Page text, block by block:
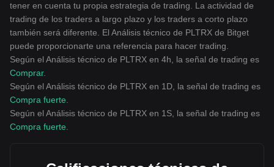
tener en cuenta tu propia estrategia de trading. La actividad de
trading de los traders a largo plazo y los traders a corto plazo
también será diferente. El Análisis técnico de PLTRX de Bitget
puede proporcionarte una referencia para hacer trading.
Según el Análisis técnico de PLTRX en 4h, la señal de trading es
Comprar.
Según el Análisis técnico de PLTRX en 1D, la señal de trading es
Compra fuerte
Según el Análisis técnico de PLTRX en 1S, la señal de trading es
Compra fuerte